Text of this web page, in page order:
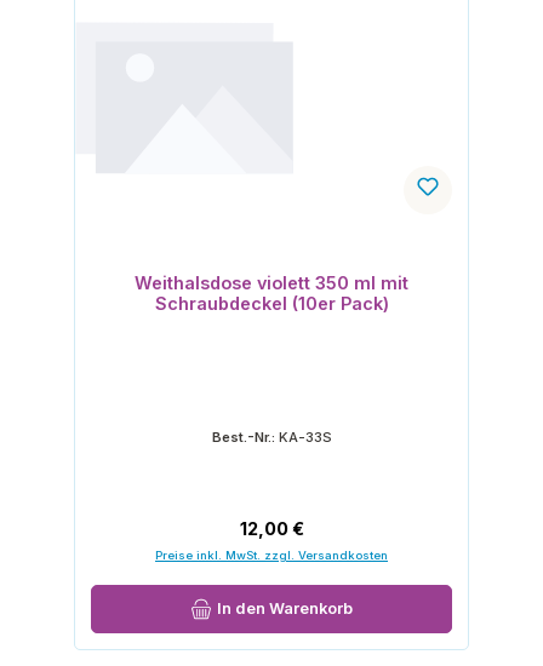
Weithalsdose violett 350 ml mit
Schraubdeckel (10er Pack)
Best.-Nr.: KA-33S
Regulärer Preis:
12,00 €
Preise inkl. MwSt. zzgl. Versandkosten
In den Warenkorb